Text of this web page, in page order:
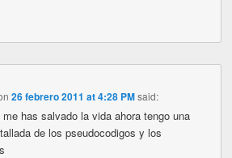
26 febrero 2011 at 4:28 PM said:
has salvado la vida ahora tengo una
de los pseudocodigos y los